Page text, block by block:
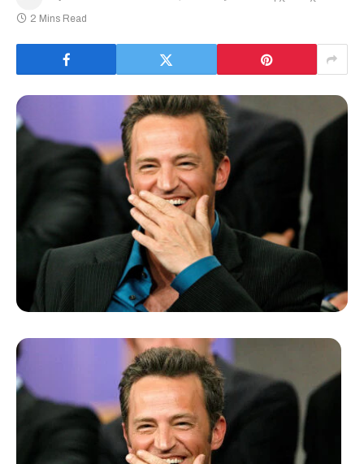
2 Mins Read